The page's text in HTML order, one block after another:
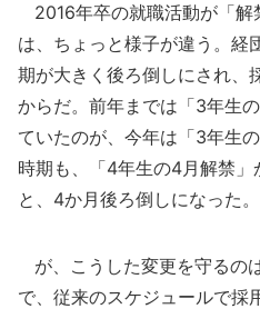
2016年卒の就職活動が「解
は、ちょっと様子が違う。経
期が大きく後ろ倒しにされ、
からだ。前年までは「3年生
ていたのが、今年は「3年生
時期も、「4年生の4月解禁
と、4か月後ろ倒しになった。
が、こうした変更を守るの
で、従来のスケジュールで採